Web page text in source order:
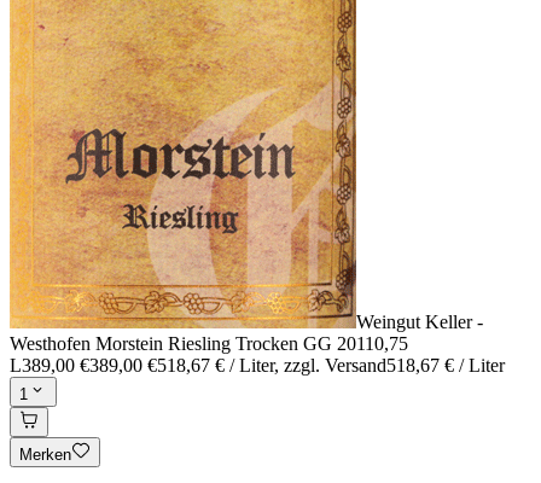
Weingut Keller -
Westhofen Morstein Riesling Trocken GG 20110,75
L389,00 €389,00 €518,67 € / Liter, zzgl. Versand518,67 € / Liter
1
Merken